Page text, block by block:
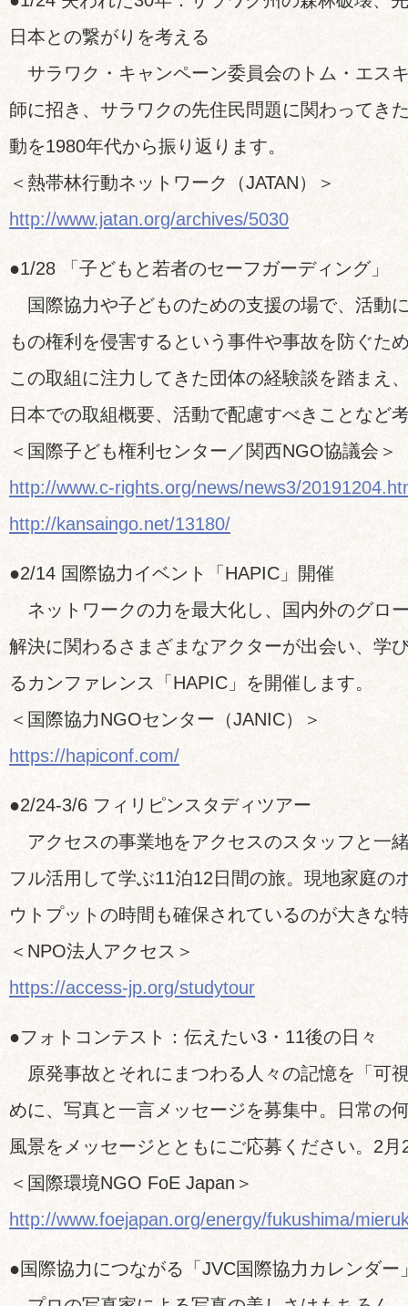
日本との繋がりを考える
サラワク・キャンペーン委員会のトム・エス
師に招き、サラワクの先住民問題に関わってき
動を1980年代から振り返ります。
＜熱帯林行動ネットワーク（JATAN）＞
http://www.jatan.org/archives/5030
●1/28 「子どもと若者のセーフガーディング」
国際協力や子どものための支援の場で、活動
もの権利を侵害するという事件や事故を防ぐた
この取組に注力してきた団体の経験談を踏まえ
日本での取組概要、活動で配慮すべきことなど
＜国際子ども権利センター／関西NGO協議会＞
http://www.c-rights.org/news/news3/
http://kansaingo.net/13180/
●2/14 国際協力イベント「HAPIC」開催
ネットワークの力を最大化し、国内外のグロ
解決に関わるさまざまなアクターが出会い、学
るカンファレンス「HAPIC」を開催します。
＜国際協力NGOセンター（JANIC）＞
https://hapiconf.com/
●2/24-3/6 フィリピンスタディツアー
アクセスの事業地をアクセスのスタッフと一
フル活用して学ぶ11泊12日間の旅。現地家庭の
ウトプットの時間も確保されているのが大きな
＜NPO法人アクセス＞
https://access-jp.org/studytour
●フォトコンテスト：伝えたい3・11後の日々
原発事故とそれにまつわる人々の記憶を「可
めに、写真と一言メッセージを募集中。日常の
風景をメッセージとともにご応募ください。2
＜国際環境NGO FoE Japan＞
http://www.foejapan.org/energy/fukushima/
●国際協力につながる「JVC国際協力カレンダー